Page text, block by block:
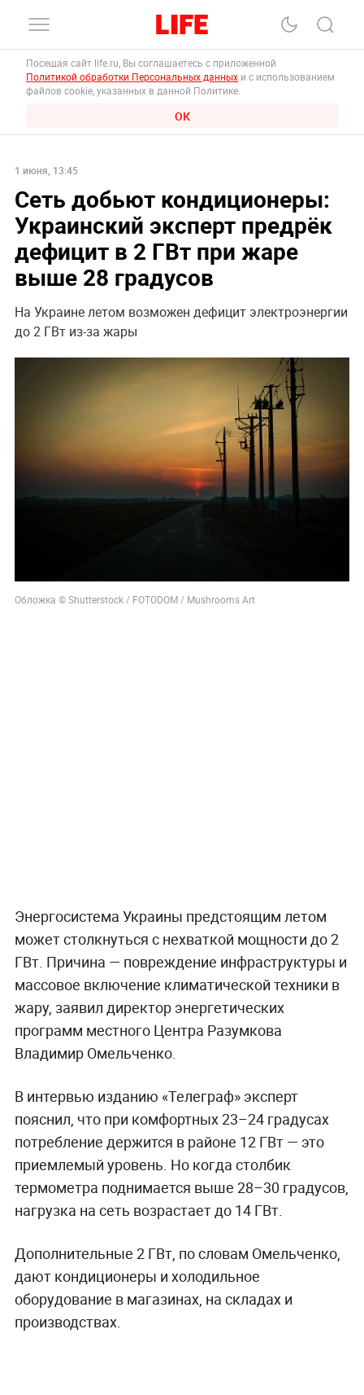
Посещая сайт life.ru, Вы соглашаетесь с приложенной
Политикой обработки Персональных данных и с использованием
файлов cookie, указанных в данной Политике.
ОК
1 июня, 13:45
Сеть добьют кондиционеры:
Украинский эксперт предрёк
дефицит в 2 ГВт при жаре
выше 28 градусов
На Украине летом возможен дефицит электроэнергии
до 2 ГВт из-за жары
Обложка © Shutterstock / FOTODOM / Mushrooms Art
Энергосистема Украины предстоящим летом
может столкнуться с нехваткой мощности до 2
ГВт. Причина — повреждение инфраструктуры и
массовое включение климатической техники в
жару, заявил директор энергетических
программ местного Центра Разумкова
Владимир Омельченко.
В интервью изданию «Телеграф» эксперт
пояснил, что при комфортных 23–24 градусах
потребление держится в районе 12 ГВт — это
приемлемый уровень. Но когда столбик
термометра поднимается выше 28–30 градусов,
нагрузка на сеть возрастает до 14 ГВт.
Дополнительные 2 ГВт, по словам Омельченко,
дают кондиционеры и холодильное
оборудование в магазинах, на складах и
производствах.